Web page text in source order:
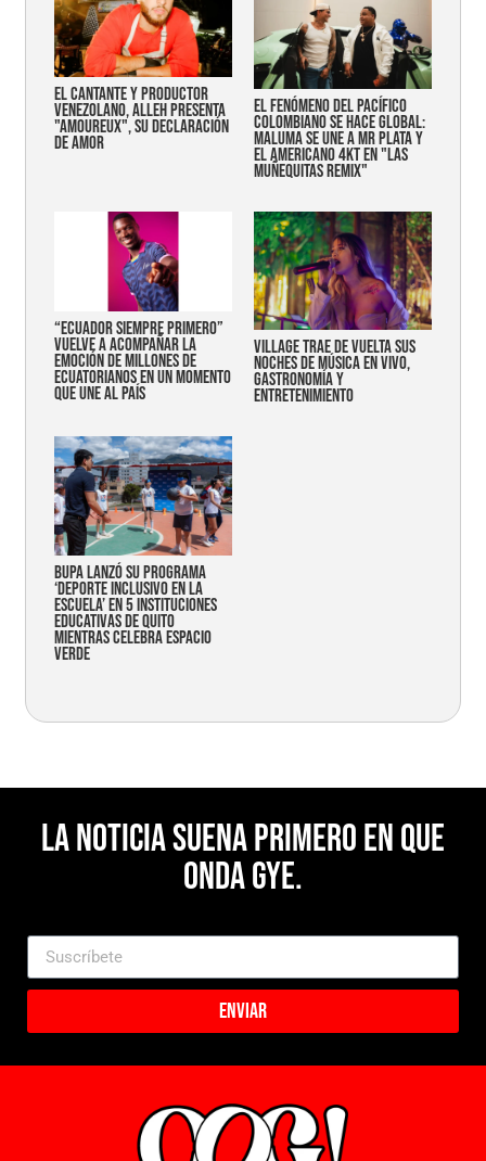
EL CANTANTE Y PRODUCTOR
VENEZOLANO, ALLEH PRESENTA
"AMOUREUX", SU DECLARACIÓN
DE AMOR
EL FENÓMENO DEL PACÍFICO
COLOMBIANO SE HACE GLOBAL:
MALUMA SE UNE A MR PLATA Y
EL AMERICANO 4KT EN "LAS
MUÑEQUITAS REMIX"
“Ecuador siempre primero”
vuelve a acompañar la
emoción de millones de
ecuatorianos en un momento
que une al país
Village trae de vuelta sus
noches de música en vivo,
gastronomía y
entretenimiento
Bupa lanzó su programa
‘Deporte Inclusivo en la
Escuela’ en 5 instituciones
educativas de Quito
mientras celebra espacio
verde
La noticia suena primero en Que
Onda Gye.
Enviar